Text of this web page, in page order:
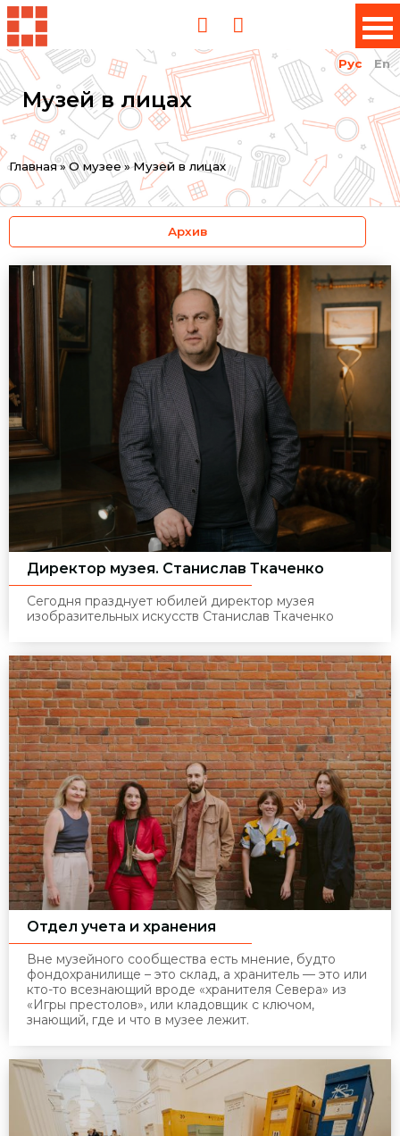
Рус En
Музей в лицах
Вы
здесь
Главная»О музее»Музей в лицах
Архив
Директор музея. Станислав Ткаченко
Сегодня празднует юбилей директор музея
изобразительных искусств Станислав Ткаченко
Отдел учета и хранения
Вне музейного сообщества есть мнение, будто
фондохранилище – это склад, а хранитель — это или
кто-то всезнающий вроде «хранителя Севера» из
«Игры престолов», или кладовщик с ключом,
знающий, где и что в музее лежит.